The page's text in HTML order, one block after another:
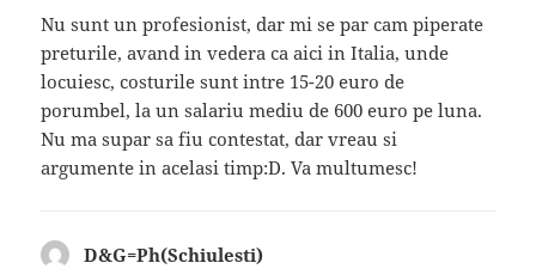
Nu sunt un profesionist, dar mi se par cam piperate
preturile, avand in vedera ca aici in Italia, unde
locuiesc, costurile sunt intre 15-20 euro de
porumbel, la un salariu mediu de 600 euro pe luna.
Nu ma supar sa fiu contestat, dar vreau si
argumente in acelasi timp:D. Va multumesc!
D&G=Ph(Schiulesti)